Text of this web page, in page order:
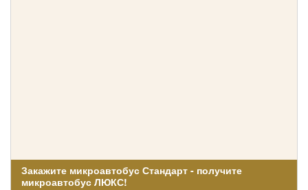
Закажите микроавтобус Стандарт - получите
микроавтобус ЛЮКС!